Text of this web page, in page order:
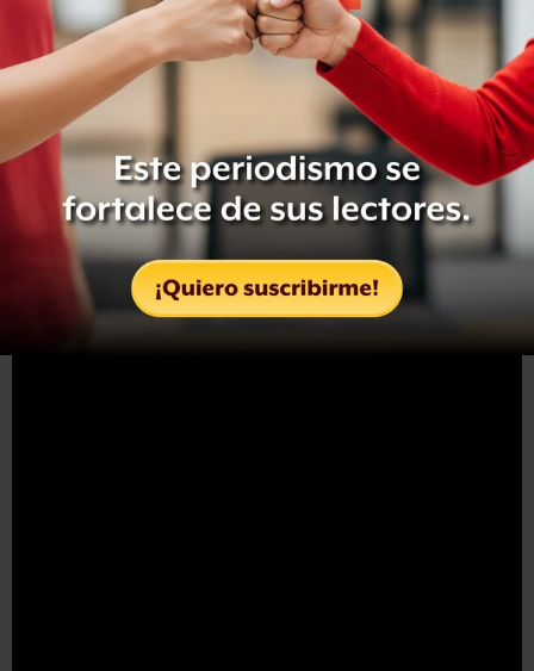
Dirección: Ryan Bellgardt
Protagonizan
: David Fletcher-Hall, Kyler Charles Beck,
Ben Hall, Jamie Loy
: Un adolescente aventurero reúne el valor
necesario para ayudar a un dinosaurio a escapar de las
garras de un científico loco que quiere emplearle para
realizar experimentos.